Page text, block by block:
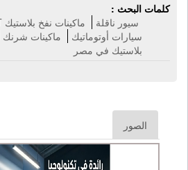
كلمات البحث :
سيور ناقلة
ماكينات نفخ بلاستيك PET
سيارات أوتوماتيك
ماكينات شرنك
بلاستيك في مصر
الصور